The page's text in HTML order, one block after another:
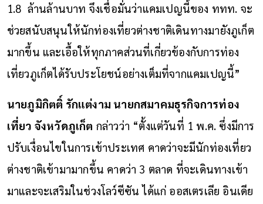
1.8 ล้านล้านบาท จึงเชื่อมั่นว่าแคมเปญนี้ของ ททท. จะ
ช่วยสนับสนุนให้นักท่องเที่ยวต่างชาติเดินทางมายังภูเก็ต
มากขึ้น และเอื้อให้ทุกภาคส่วนที่เกี่ยวข้องกับการท่อง
เที่ยวภูเก็ตได้รับประโยชน์อย่างเต็มที่จากแคมเปญนี้”
นายภูมิกิตติ์ รักแต่งาม นายกสมาคมธุรกิจการท่อง
เที่ยว จังหวัดภูเก็ต กล่าวว่า “ตั้งแต่วันที่ 1 พ.ค. ซึ่งมีการ
ปรับเงื่อนไขในการเข้าประเทศ คาดว่าจะมีนักท่องเที่ยว
ต่างชาติเข้ามามากขึ้น คาดว่า 3 ตลาด ที่จะเดินทางเข้า
มาและจะเสริมในช่วงโลว์ซีซัน ได้แก่ ออสเตรเลีย อินเดีย